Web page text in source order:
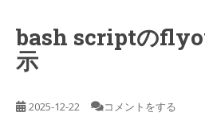
bash scriptの
示
2025-12-22 コメントをする